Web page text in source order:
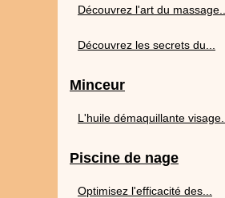
Découvrez l'art du massage...
Découvrez les secrets du...
Minceur
L'huile démaquillante visage...
Piscine de nage
Optimisez l'efficacité des...